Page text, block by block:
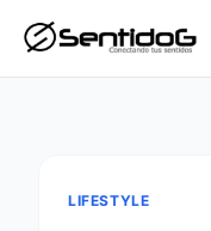
LIFESTYLE